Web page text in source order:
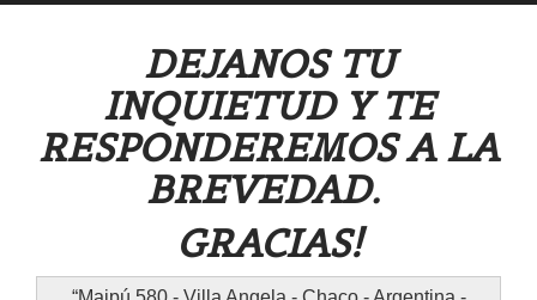
DEJANOS TU
INQUIETUD Y TE
RESPONDEREMOS A LA
BREVEDAD.
GRACIAS!